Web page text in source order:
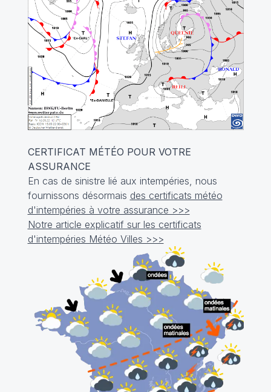
CERTIFICAT MÉTÉO POUR VOTRE
ASSURANCE
En cas de sinistre lié aux intempéries, nous
fournissons désormais des certificats météo
d'intempéries à votre assurance >>>
Notre article explicatif sur les certificats
d'intempéries Météo Villes >>>